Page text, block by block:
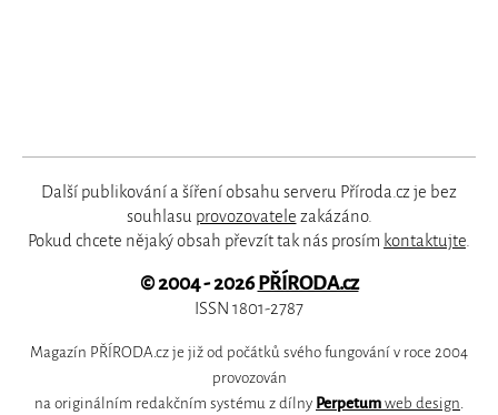
Další publikování a šíření obsahu serveru Příroda.cz je bez
souhlasu provozovatele zakázáno.
Pokud chcete nějaký obsah převzít tak nás prosím kontaktujte
© 2004 - 2026PŘÍRODA.cz
ISSN 1801-2787
Magazín PŘÍRODA.cz je již od počátků svého fungování v roce 2004
provozován
na originálním redakčním systému z dílny Perpetum web design